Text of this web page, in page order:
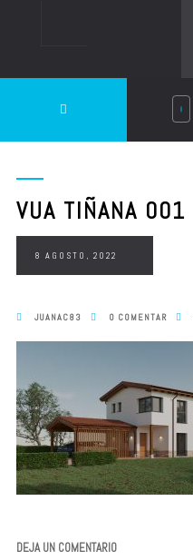
VUA TIÑANA 001
8 AGOSTO, 2022
JUANAC83 0 COMENTAR
DEJA UN COMENTARIO